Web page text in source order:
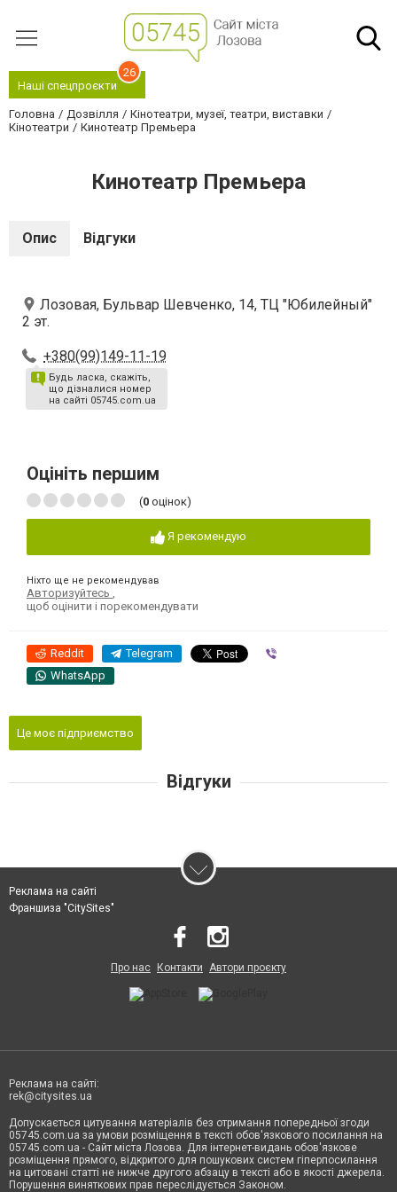
Наші спецпроєкти
26
Головна Дозвілля
Кінотеатри, музеї, театри, виставки
Кінотеатри
Кинотеатр Премьера
Кинотеатр Премьера
Опис Відгуки
Лозовая, Бульвар Шевченко, 14, ТЦ "Юбилейный"
2 эт.
+380(99)149-11-19
Будь ласка, скажіть,
що дізналися номер
на сайті 05745.com.ua
Оцініть першим
(0 оцінок)
Я рекомендую
Ніхто ще не рекомендував
Авторизуйтесь
щоб оцінити і порекомендувати
Reddit Telegram
WhatsApp
Це моє підприємство
Відгуки
Реклама на сайті
Франшиза "CitySites"
Про нас Контакти Автори проєкту
Реклама на сайті:
rek@citysites.ua
Допускається цитування матеріалів без отримання попередньої згоди
05745.com.ua за умови розміщення в тексті обов'язкового посилання на
05745.com.ua - Сайт міста Лозова. Для інтернет-видань обов'язкове
розміщення прямого, відкритого для пошукових систем гіперпосилання
на цитовані статті не нижче другого абзацу в тексті або в якості джерела.
Порушення виняткових прав переслідується Законом.